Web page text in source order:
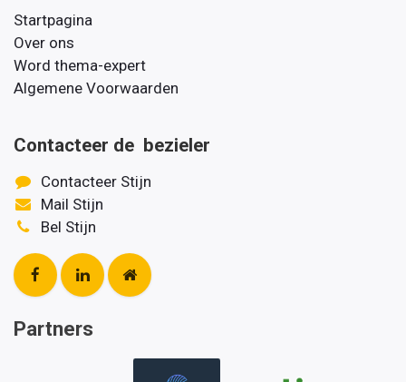
Startpagina
Over ons
Word thema-expert
Algemene Voorwaarden
Contacteer de bezieler
Contacteer Stijn
Mail Stijn
Bel Stijn
Partners